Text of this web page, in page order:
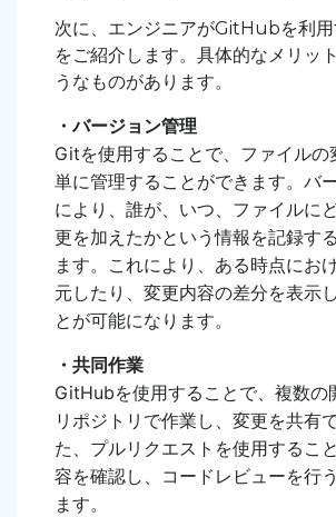
次に、エンジニアがGitHubを利用
をご紹介します。具体的なメリッ
うなものがあります。
・バージョン管理
Gitを使用することで、ファイルの
単に管理することができます。バ
により、誰が、いつ、ファイルに
更を加えたかという情報を記録す
ます。これにより、ある時点にお
元したり、変更内容の差分を表示
とが可能になります。
・共同作業
GitHubを使用することで、複数の
リポジトリで作業し、変更を共有
た、プルリクエストを使用するこ
容を確認し、コードレビューを行
ます。